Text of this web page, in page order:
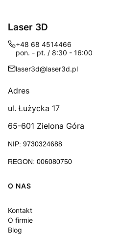
Laser 3D
+48 68 4514466
pon. - pt. / 8:30 - 16:00
laser3d@laser3d.pl
Adres
ul. Łużycka 17
65-601 Zielona Góra
NIP: 9730324688
REGON: 006080750
Linki w stopce
O NAS
Kontakt
O firmie
Blog